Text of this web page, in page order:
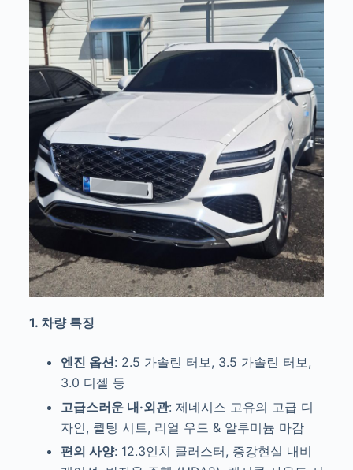
1. 차량 특징
엔진 옵션: 2.5 가솔린 터보, 3.5 가솔린 터보,
3.0 디젤 등
고급스러운 내·외관: 제네시스 고유의 고급 디
자인, 퀼팅 시트, 리얼 우드 & 알루미늄 마감
편의 사양: 12.3인치 클러스터, 증강현실 내비